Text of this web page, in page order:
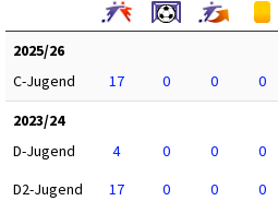
2025/26
C-Jugend
17 0 0 0
2023/24
D-Jugend
4 0 0 0
D2-Jugend
17 0 0 0